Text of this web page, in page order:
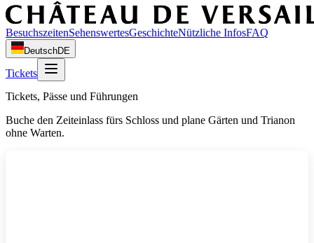
BesuchszeitenSehenswertesGeschichteNützliche InfosFAQ
DeutschDE
Tickets
Tickets, Pässe und Führungen
Buche den Zeiteinlass fürs Schloss und plane Gärten und Trianon
ohne Warten.